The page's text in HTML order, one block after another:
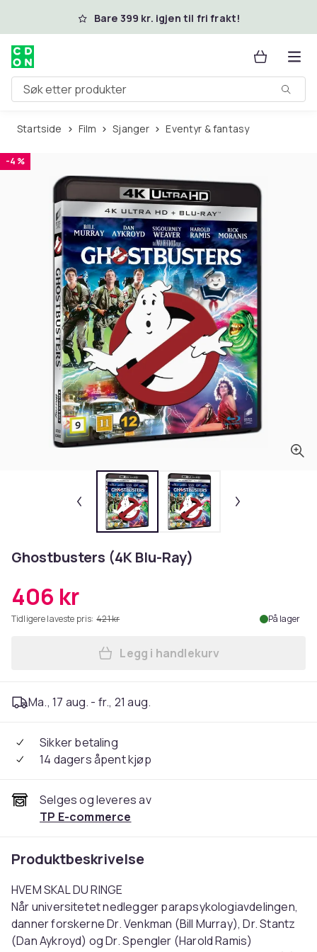
Hopp til hovedinnholdBare 399 kr. igjen til fri frakt!
Søk etter produkter
Startside Film Sjanger Eventyr & fantasy
-4 %
Ghostbusters (4K Blu-Ray)
406 kr
Tidligere laveste pris: 421 kr På lager
Legg Ghostbusters (4K
Legg i handlekurv
Ma., 17 aug. - fr., 21 aug.
Sikker betaling
14 dagers åpent kjøp
Selges og leveres av
TP E-commerce
Produktbeskrivelse
HVEM SKAL DU RINGE
Når universitetet nedlegger parapsykologiavdelingen,
danner forskerne Dr. Venkman (Bill Murray), Dr. Stantz
(Dan Aykroyd) og Dr. Spengler (Harold Ramis)